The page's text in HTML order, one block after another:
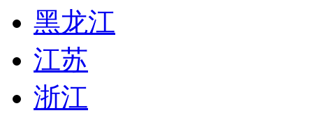
黑龙江
江苏
浙江